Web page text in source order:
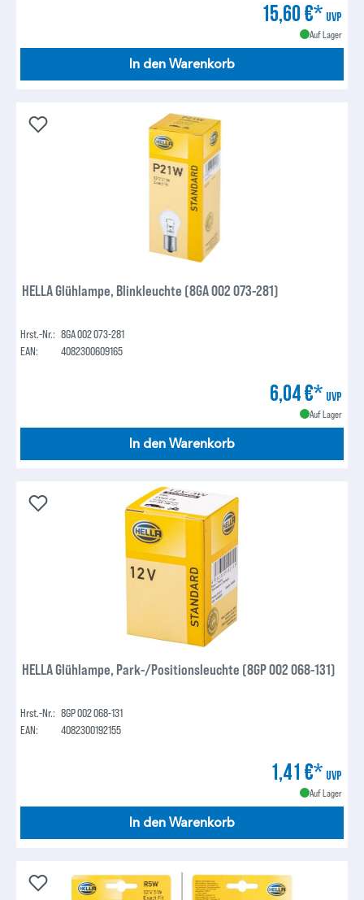
15,60 €* UVP
Auf Lager
In den Warenkorb
HELLA Glühlampe, Blinkleuchte (8GA 002 073-281)
Hrst.-Nr.: 8GA 002 073-281
EAN:
4082300609165
6,04 €* UVP
Auf Lager
In den Warenkorb
HELLA Glühlampe, Park-/Positionsleuchte (8GP 002 068-131)
Hrst.-Nr.: 8GP 002 068-131
EAN:
4082300192155
1,41 €* UVP
Auf Lager
In den Warenkorb